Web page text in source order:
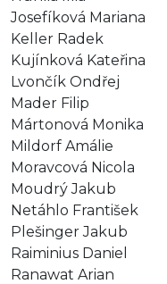
Josefíková Mariana
Keller Radek
Kujínková Kateřina
Lvončík Ondřej
Mader Filip
Mártonová Monika
Mildorf Amálie
Moravcová Nicola
Moudrý Jakub
Netáhlo František
Plešinger Jakub
Raiminius Daniel
Ranawat Arian